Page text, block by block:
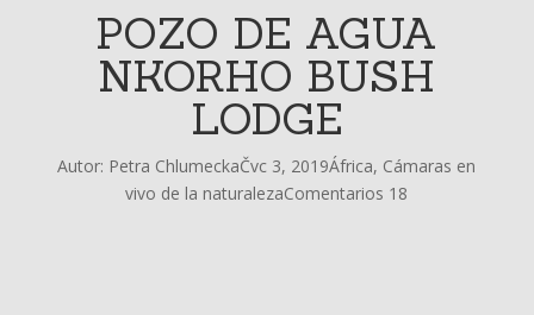
POZO DE AGUA
NKORHO BUSH
LODGE
Autor: Petra ChlumeckaČvc 3, 2019África, Cámaras en
vivo de la naturalezaComentarios 18